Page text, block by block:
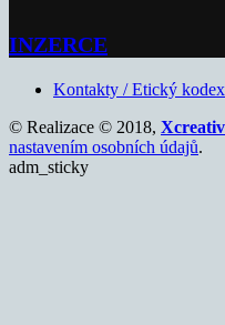
INZERCE
Kontakty / Etický kodex
© Realizace © 2018,
nastavením osobních údajů.
adm_sticky